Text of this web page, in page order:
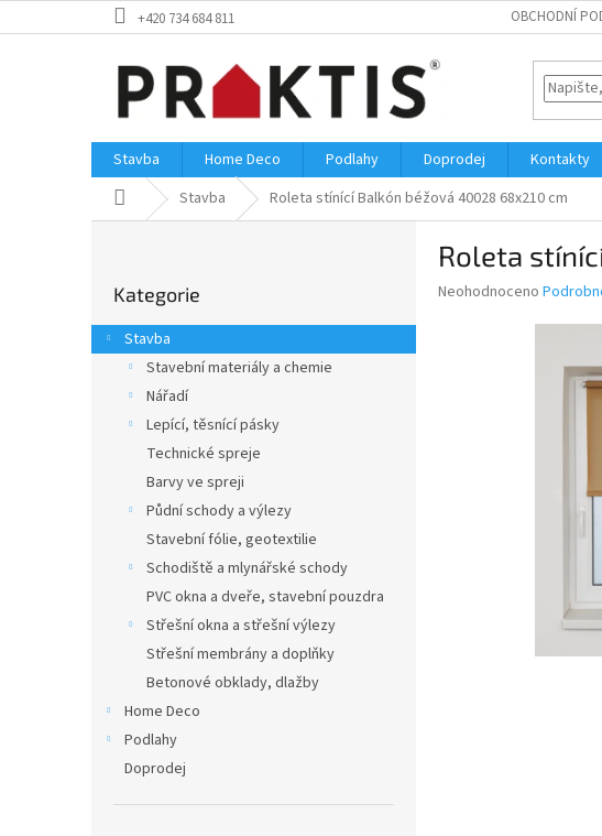
na
+420 734 684 811 OBCHODNÍ
Stavba Home Deco Podlahy Doprodej
Kontakty
Domů Stavba Roleta stínící Balkón béžová 40028 68x210 cm
r
a
kategorie
Kategorie
Stavba
Stavební materiály a chemie
Nářadí
Lepící, těsnící pásky
Technické spreje
Barvy ve spreji
Půdní schody a výlezy
Stavební fólie, geotextilie
Schodiště a mlynářské schody
PVC okna a dveře, stavební pouzdra
Střešní okna a střešní výlezy
Střešní membrány a doplňky
Betonové obklady, dlažby
Home Deco
Podlahy
Doprodej
Roleta
Průměrné
Neohodnoceno